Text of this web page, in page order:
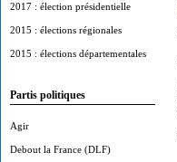
2017 : élection présidentielle
2015 : élections régionales
2015 : élections départementales
Partis politiques
Agir
Debout la France (DLF)